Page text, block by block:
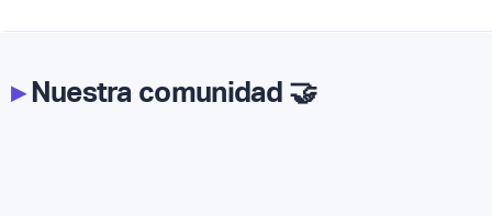
▸Nuestra comunidad 🤝